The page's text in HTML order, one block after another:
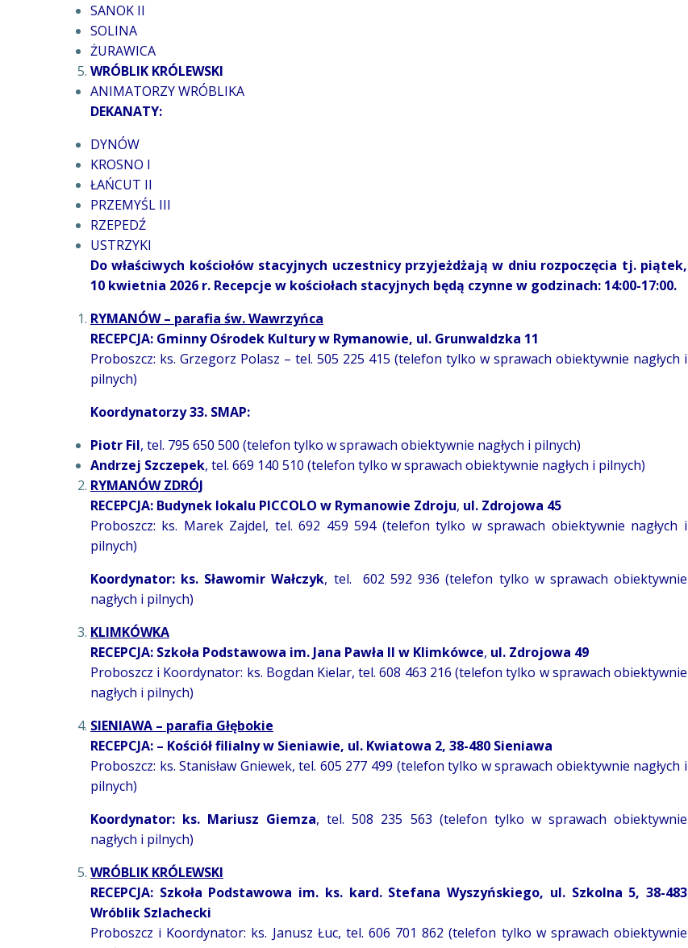
SANOK II
SOLINA
ŻURAWICA
WRÓBLIK KRÓLEWSKI
ANIMATORZY WRÓBLIKA
DEKANATY:
DYNÓW
KROSNO I
ŁAŃCUT II
PRZEMYŚL III
RZEPEDŹ
USTRZYKI
Do właściwych kościołów stacyjnych uczestnicy przyjeżdżają w dniu rozpoczęcia tj. piątek,
10 kwietnia 2026 r. Recepcje w kościołach stacyjnych będą czynne w godzinach: 14:00-17:00.
RYMANÓW – parafia św. Wawrzyńca
RECEPCJA: Gminny Ośrodek Kultury w Rymanowie, ul. Grunwaldzka 11
Proboszcz: ks. Grzegorz Polasz – tel. 505 225 415 (telefon tylko w sprawach obiektywnie nagłych i
pilnych)
Koordynatorzy 33. SMAP:
Piotr Fil, tel. 795 650 500 (telefon tylko w sprawach obiektywnie nagłych i pilnych)
Andrzej Szczepek, tel. 669 140 510 (telefon tylko w sprawach obiektywnie nagłych i pilnych)
RYMANÓW ZDRÓJ
RECEPCJA: Budynek lokalu PICCOLO w Rymanowie Zdroju, ul. Zdrojowa 45
Proboszcz: ks. Marek Zajdel, tel. 692 459 594 (telefon tylko w sprawach obiektywnie nagłych i
pilnych)
Koordynator: ks. Sławomir Wałczyk, tel. 602 592 936 (telefon tylko w sprawach obiektywnie
nagłych i pilnych)
KLIMKÓWKA
RECEPCJA: Szkoła Podstawowa im. Jana Pawła II w Klimkówce, ul. Zdrojowa 49
Proboszcz i Koordynator: ks. Bogdan Kielar, tel. 608 463 216 (telefon tylko w sprawach obiektywnie
nagłych i pilnych)
SIENIAWA – parafia Głębokie
RECEPCJA: – Kościół filialny w Sieniawie, ul. Kwiatowa 2, 38-480 Sieniawa
Proboszcz: ks. Stanisław Gniewek, tel. 605 277 499 (telefon tylko w sprawach obiektywnie nagłych i
pilnych)
Koordynator: ks. Mariusz Giemza, tel. 508 235 563 (telefon tylko w sprawach obiektywnie
nagłych i pilnych)
WRÓBLIK KRÓLEWSKI
RECEPCJA: Szkoła Podstawowa im. ks. kard. Stefana Wyszyńskiego, ul. Szkolna 5, 38-483
Wróblik Szlachecki
Proboszcz i Koordynator: ks. Janusz Łuc, tel. 606 701 862 (telefon tylko w sprawach obiektywnie